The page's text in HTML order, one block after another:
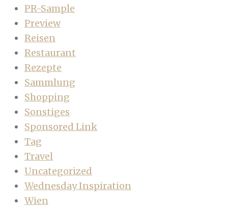
PR-Sample
Preview
Reisen
Restaurant
Rezepte
Sammlung
Shopping
Sonstiges
Sponsored Link
Tag
Travel
Uncategorized
Wednesday Inspiration
Wien